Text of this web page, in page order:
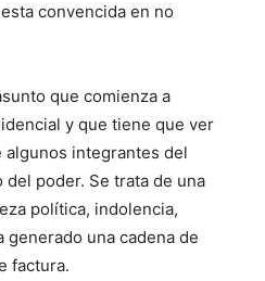
convencida en no
que comienza a
y que tiene que ver
integrantes del
poder. Se trata de una
política, indolencia,
una cadena de
factura.